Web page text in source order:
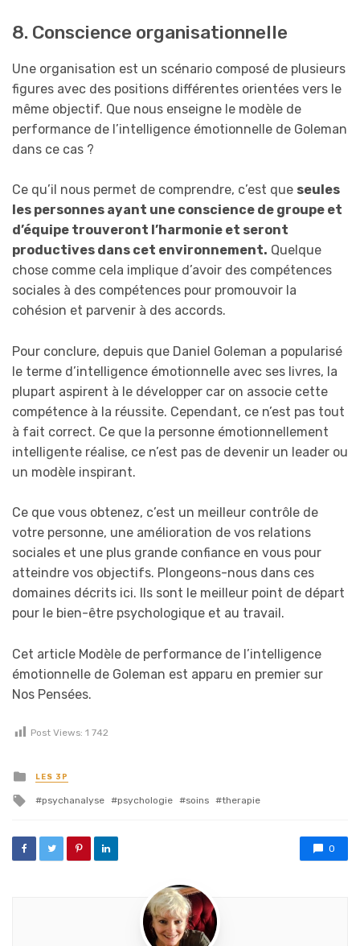
8. Conscience organisationnelle
Une organisation est un scénario composé de plusieurs
figures avec des positions différentes orientées vers le
même objectif. Que nous enseigne le modèle de
performance de l’intelligence émotionnelle de Goleman
dans ce cas ?
Ce qu’il nous permet de comprendre, c’est que seules
les personnes ayant une conscience de groupe et
d’équipe trouveront l’harmonie et seront
productives dans cet environnement. Quelque
chose comme cela implique d’avoir des compétences
sociales à des compétences pour promouvoir la
cohésion et parvenir à des accords.
Pour conclure, depuis que Daniel Goleman a popularisé
le terme d’intelligence émotionnelle avec ses livres, la
plupart aspirent à le développer car on associe cette
compétence à la réussite. Cependant, ce n’est pas tout
à fait correct. Ce que la personne émotionnellement
intelligente réalise, ce n’est pas de devenir un leader ou
un modèle inspirant.
Ce que vous obtenez, c’est un meilleur contrôle de
votre personne, une amélioration de vos relations
sociales et une plus grande confiance en vous pour
atteindre vos objectifs. Plongeons-nous dans ces
domaines décrits ici. Ils sont le meilleur point de départ
pour le bien-être psychologique et au travail.
Cet article Modèle de performance de l’intelligence
émotionnelle de Goleman est apparu en premier sur
Nos Pensées.
Post Views: 1 742
Posted in
LES 3P
Tagged with
psychanalyse psychologie soins therapie
0